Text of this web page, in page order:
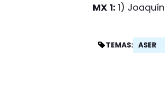
MX 1: 1)
TEMAS: ASER